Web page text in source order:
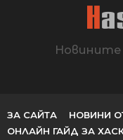
Новините
ЗА САЙТА
НОВИНИ
ОНЛАЙН ГАЙД ЗА